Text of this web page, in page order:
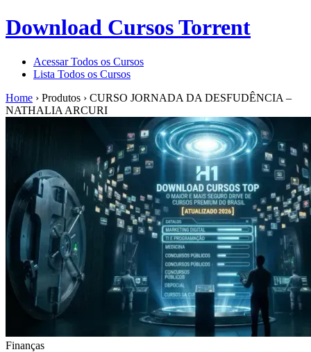
Download Cursos Torrent
Acessar Todos os Cursos
Lista Todos os Cursos
Home › Produtos › CURSO JORNADA DA DESFUDÊNCIA –
NATHALIA ARCURI
Finanças